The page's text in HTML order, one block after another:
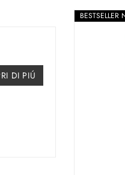
DI PIÚ
BESTSELLER